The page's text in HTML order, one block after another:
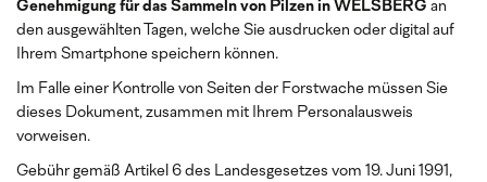
Genehmigung für das Sammeln von Pilzen in WELSBERG an
den ausgewählten Tagen, welche Sie ausdrucken oder digital auf
Ihrem Smartphone speichern können.
Im Falle einer Kontrolle von Seiten der Forstwache müssen Sie
dieses Dokument, zusammen mit Ihrem Personalausweis
vorweisen.
Gebühr gemäß Artikel 6 des Landesgesetzes vom 19. Juni 1991,